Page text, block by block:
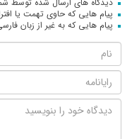
پیام هایی که حاوی تهمت یا
پیام هایی که به غیر از زبان